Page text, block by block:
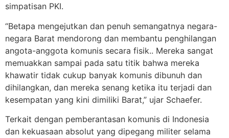
simpatisan PKI.
“Betapa mengejutkan dan penuh semangatnya negara-
negara Barat mendorong dan membantu penghilangan
angota-anggota komunis secara fisik.. Mereka sangat
memuakkan sampai pada satu titik bahwa mereka
khawatir tidak cukup banyak komunis dibunuh dan
dihilangkan, dan mereka senang ketika itu terjadi dan
kesempatan yang kini dimiliki Barat,” ujar Schaefer.
Terkait dengan pemberantasan komunis di Indonesia
dan kekuasaan absolut yang dipegang militer selama